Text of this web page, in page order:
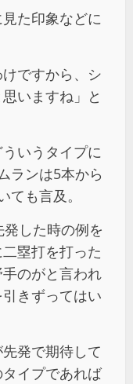
た印象などに
ですから、シ
いますね」と
いうタイプに
ランは5本から
も言及。
した時の例を
塁打を打った
のがと言われ
きずってはい
発で期待して
イプであれば